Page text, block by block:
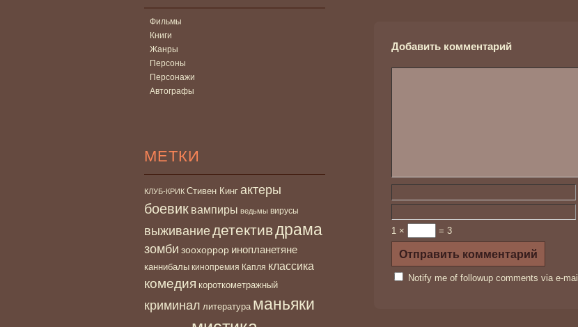
Фильмы
Книги
Жанры
Персоны
Персонажи
Автографы
МЕТКИ
КЛУБ-КРИК Стивен Кинг актеры
боевик вампиры ведьмы вирусы
выживаниедетективдрама
зомби зоохоррор инопланетяне
каннибалы кинопремия Капля классика
комедия короткометражный
криминал литература маньяки
Добавить комментарий
1 ×
= 3
Notify me of followup comments via e-mail